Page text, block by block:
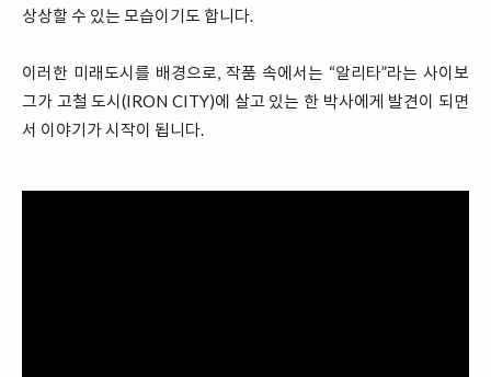
상상할 수 있는 모습이기도 합니다.
이러한 미래도시를 배경으로, 작품 속에서는 “알리타”라는 사이보
그가 고철 도시(IRON CITY)에 살고 있는 한 박사에게 발견이 되면
서 이야기가 시작이 됩니다.